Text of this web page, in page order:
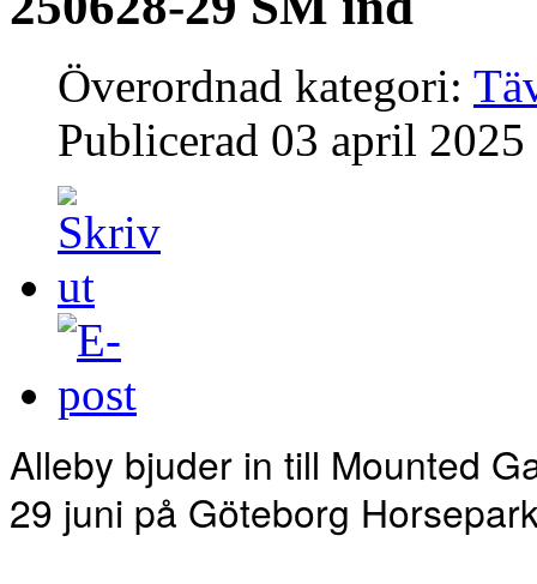
Överordnad kategori:
Publicerad 03 april 2025
Alleby bjuder in till Mounted
29 juni på Göteborg